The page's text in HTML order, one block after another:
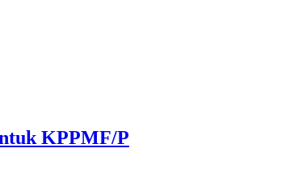
KPPMF/P